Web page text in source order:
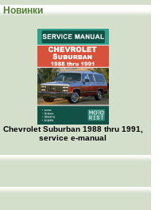
Новинки
Chevrolet Suburban 1988 thru 1991,
service e-manual